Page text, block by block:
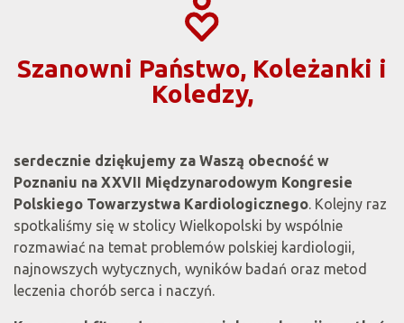
Szanowni Państwo, Koleżanki i
Koledzy,
serdecznie dziękujemy za Waszą obecność w
Poznaniu na XXVII Międzynarodowym Kongresie
Polskiego Towarzystwa Kardiologicznego. Kolejny raz
spotkaliśmy się w stolicy Wielkopolski by wspólnie
rozmawiać na temat problemów polskiej kardiologii,
najnowszych wytycznych, wyników badań oraz metod
leczenia chorób serca i naczyń.